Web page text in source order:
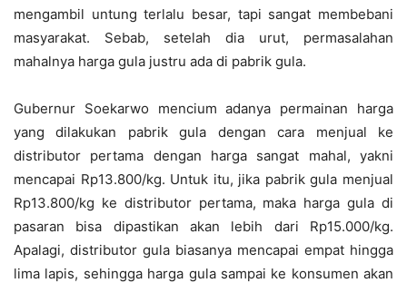
mengambil untung terlalu besar, tapi sangat membebani
masyarakat. Sebab, setelah dia urut, permasalahan
mahalnya harga gula justru ada di pabrik gula.
Gubernur Soekarwo mencium adanya permainan harga
yang dilakukan pabrik gula dengan cara menjual ke
distributor pertama dengan harga sangat mahal, yakni
mencapai Rp13.800/kg. Untuk itu, jika pabrik gula menjual
Rp13.800/kg ke distributor pertama, maka harga gula di
pasaran bisa dipastikan akan lebih dari Rp15.000/kg.
Apalagi, distributor gula biasanya mencapai empat hingga
lima lapis, sehingga harga gula sampai ke konsumen akan